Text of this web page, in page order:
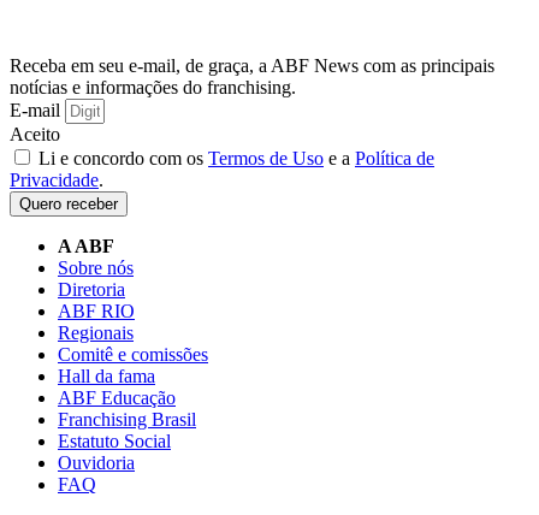
Receba em seu e-mail, de graça, a ABF News com as principais
notícias e informações do franchising.
E-mail
Aceito
Li e concordo com os Termos de Uso e a Política de
Privacidade.
Quero receber
A ABF
Sobre nós
Diretoria
ABF RIO
Regionais
Comitê e comissões
Hall da fama
ABF Educação
Franchising Brasil
Estatuto Social
Ouvidoria
FAQ